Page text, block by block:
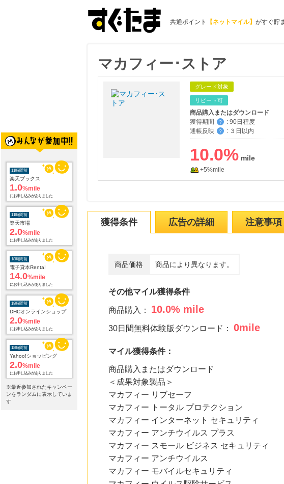
共通ポイント 【ネットマイル】 がすぐ貯
11時間前
楽天ブックス
1.0%mile
にお申し込みがありました
11時間前
楽天市場
2.0%mile
にお申し込みがありました
18時間前
電子貸本Renta!
14.0%mile
にお申し込みがありました
18時間前
DHCオンラインショップ
2.0%mile
にお申し込みがありました
18時間前
Yahoo!ショッピング
2.0%mile
にお申し込みがありました
18時間前
ホットペッパーグルメ
100
にお申し込みがありました
※最近参加されたキャンペー
ンをランダムに表示していま
す
マカフィー･ストア
グレード対象
リピート可
商品購入またはダウンロード
獲得期間
？ : 90日程度
通帳反映
？ : ３日以内
10.0%
+5%mile
獲得条件 広告の詳細 注意事項
商品価格 商品により異なります。
その他マイル獲得条件
商品購入： 10.0% mile
30日間無料体験版ダウンロード： 0mile
マイル獲得条件：
商品購入またはダウンロード
＜成果対象製品＞
マカフィー リブセーフ
マカフィー トータル プロテクション
マカフィー インターネット セキュリティ
マカフィー アンチウイルス プラス
マカフィー スモール ビジネス セキュリティ
マカフィー アンチウイルス
マカフィー モバイルセキュリティ